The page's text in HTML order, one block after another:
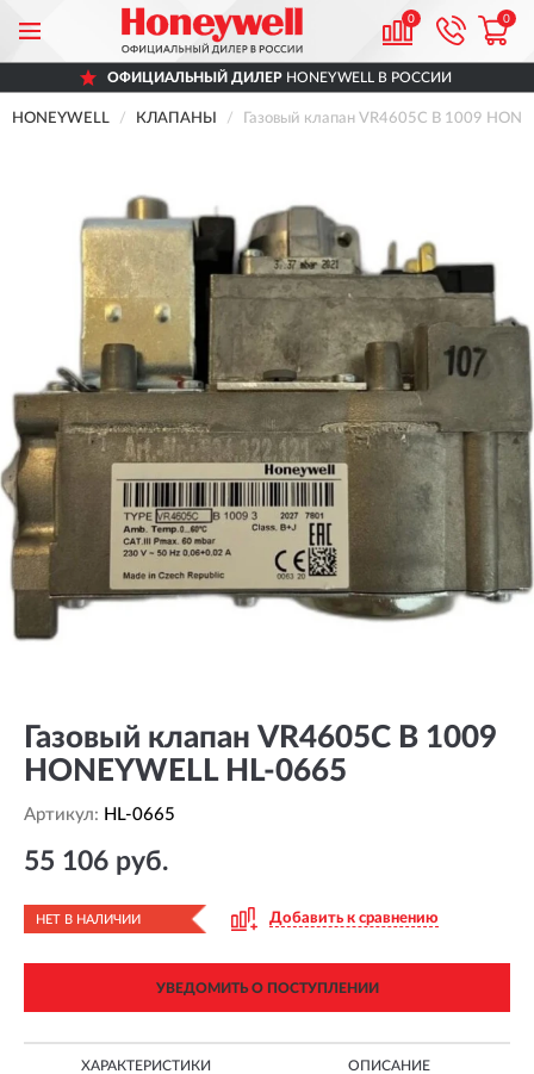
0 0
ОФИЦИАЛЬНЫЙ ДИЛЕР HONEYWELL В РОССИИ
HONEYWELL КЛАПАНЫ Газовый клапан VR4605C B 1009
Газовый клапан VR4605C B 1009
HONEYWELL HL-0665
Артикул: HL-0665
55 106 руб.
НЕТ В НАЛИЧИИ Добавить к сравнению
УВЕДОМИТЬ О ПОСТУПЛЕНИИ
ХАРАКТЕРИСТИКИ ОПИСАНИЕ